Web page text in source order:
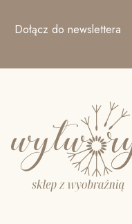
Dołącz do newslettera